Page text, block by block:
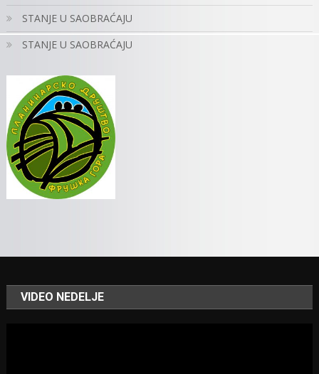
STANJE U SAOBRAĆAJU
STANJE U SAOBRAĆAJU
VIDEO NEDELJE